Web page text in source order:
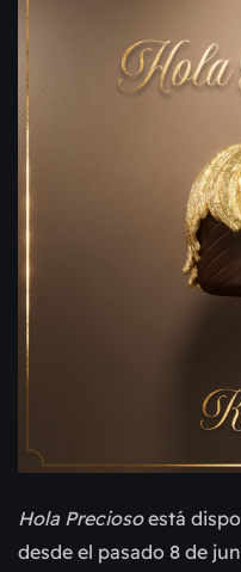
Hola Preciosoestá
desde el pasado 8 de